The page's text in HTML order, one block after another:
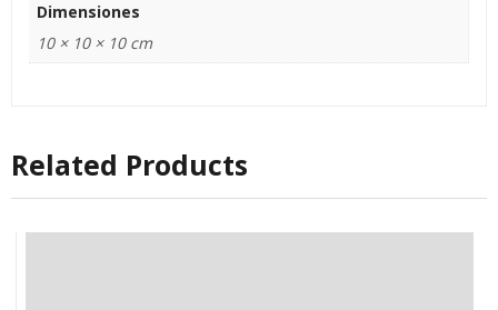
Dimensiones
10 × 10 × 10 cm
Related Products